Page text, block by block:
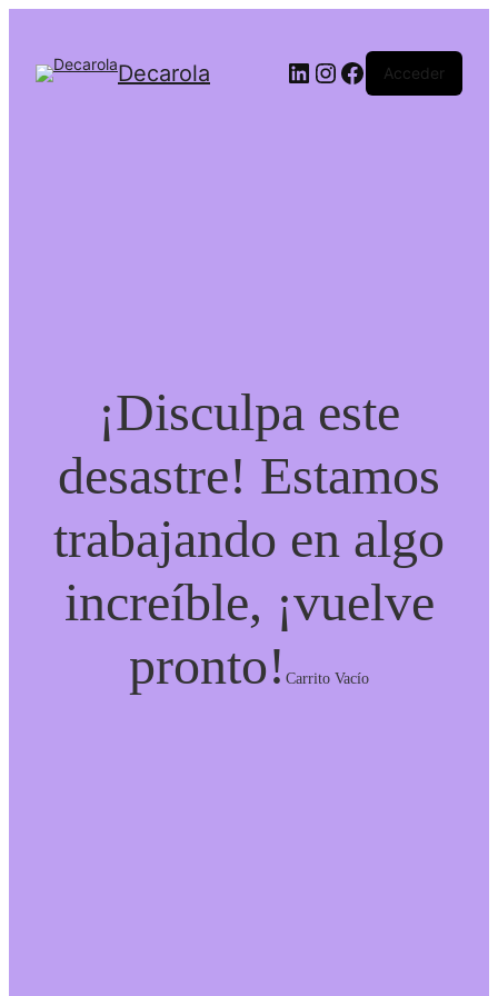
Decarola LinkedIn
Instagram
Facebook
Acceder
¡Disculpa este
desastre! Estamos
trabajando en algo
increíble, ¡vuelve
pronto!